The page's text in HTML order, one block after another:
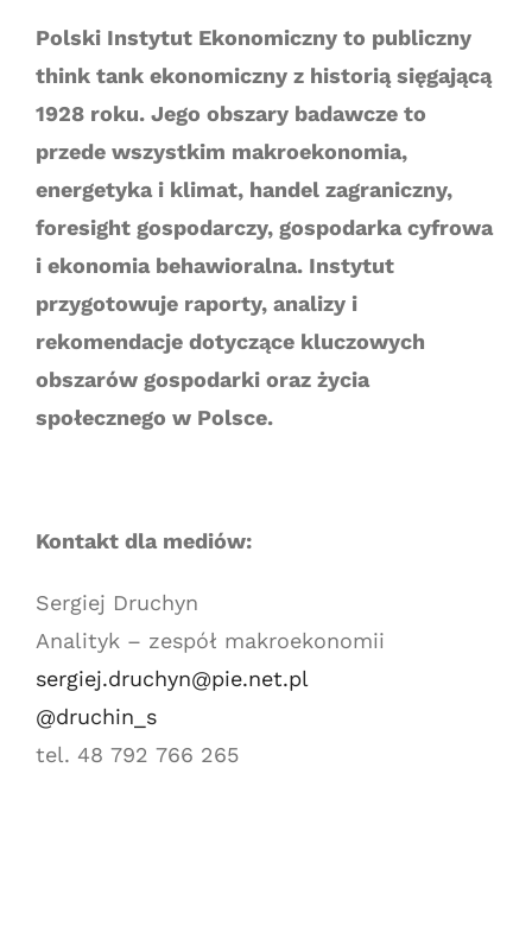
Polski Instytut Ekonomiczny to publiczny
think tank ekonomiczny z historią sięgającą
1928 roku. Jego obszary badawcze to
przede wszystkim makroekonomia,
energetyka i klimat, handel zagraniczny,
foresight gospodarczy, gospodarka cyfrowa
i ekonomia behawioralna. Instytut
przygotowuje raporty, analizy i
rekomendacje dotyczące kluczowych
obszarów gospodarki oraz życia
społecznego w Polsce.
Kontakt dla mediów:
Sergiej Druchyn
Analityk – zespół makroekonomii
sergiej.druchyn@pie.net.pl
@druchin_s
tel. 48 792 766 265